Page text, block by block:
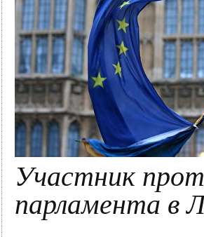
Участник
парламента в